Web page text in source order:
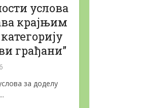
услова
крајњим
грађани”
за доделу